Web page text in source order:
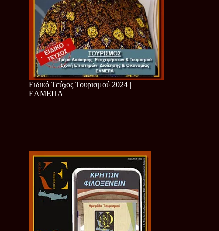
Ειδικό Τεύχος Τουρισμού 2024 |
ΕΛΜΕΠΑ